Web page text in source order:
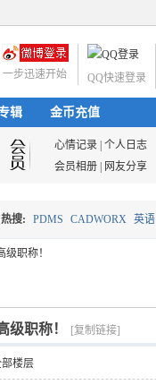
QQ快速登录
一步迅速开始
辑 金币充值
心情记录 个人日志
会员相册 网友分享
热搜: PDMS CADWORX 英语
油气储运
职称！
级职称！ [复制链接]
楼层